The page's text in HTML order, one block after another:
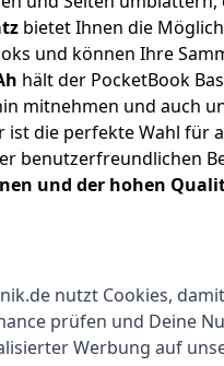
bietet Ihnen die
und können Ihre
hält der PocketBook
mitnehmen und auch
ist die perfekte Wahl
benutzerfreundlichen
und der hohen
nutzt Cookies,
prüfen und Deine
Werbung auf